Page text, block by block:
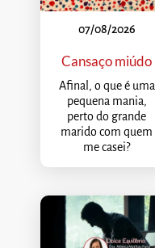
07/08/2026
Cansaço miúdo
Afinal, o que é uma
pequena mania,
perto do grande
marido com quem
me casei?